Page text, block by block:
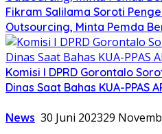
Fikram Salilama Soroti
Outsourcing, Minta Pemda
Komisi I DPRD Gorontalo
Dinas Saat Bahas KUA-PPAS
News 30 Juni 202329